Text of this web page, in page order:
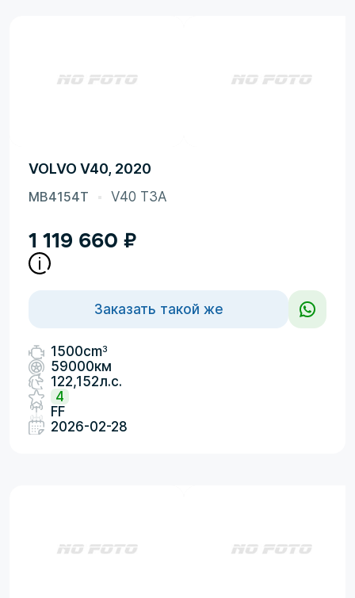
VOLVO V40, 2020
MB4154T V40 T3A
1 119 660 ₽
Заказать такой же
1500cm3
59000км
122,152л.с.
4
FF
2026-02-28